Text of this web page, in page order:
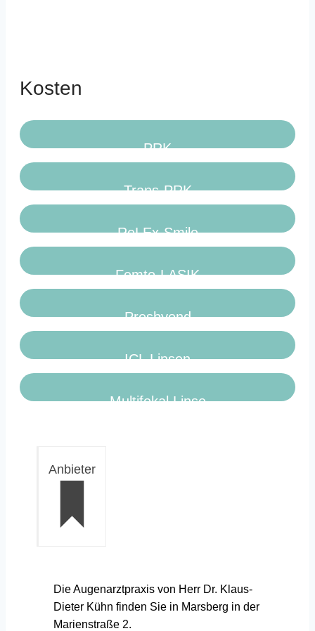
Kosten
PRK
Trans-PRK
ReLEx-Smile
Femto-LASIK
Presbyond
ICL Linsen
Multifokal Linse
Anbieter
Die Augenarztpraxis von Herr Dr. Klaus-
Dieter Kühn finden Sie in Marsberg in der
Marienstraße 2.